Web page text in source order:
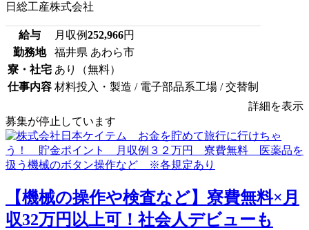
日総工産株式会社
給与 月収例252,966円
勤務地
福井県 あわら市
寮・社宅 あり（無料）
仕事内容 材料投入・製造 / 電子部品系工場 / 交替制
詳細を表示
募集が停止しています
【機械の操作や検査など】寮費無料×月
収32万円以上可！社会人デビューも